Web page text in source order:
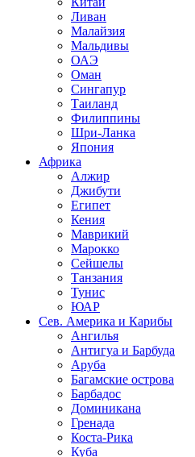
Ливан
Малайзия
Мальдивы
ОАЭ
Оман
Сингапур
Таиланд
Филиппины
Шри-Ланка
Япония
Африка
Алжир
Джибути
Египет
Кения
Маврикий
Марокко
Сейшелы
Танзания
Тунис
ЮАР
Сев. Америка и Карибы
Ангилья
Антигуа и Барбуда
Аруба
Багамские острова
Барбадос
Доминикана
Гренада
Коста-Рика
Куба